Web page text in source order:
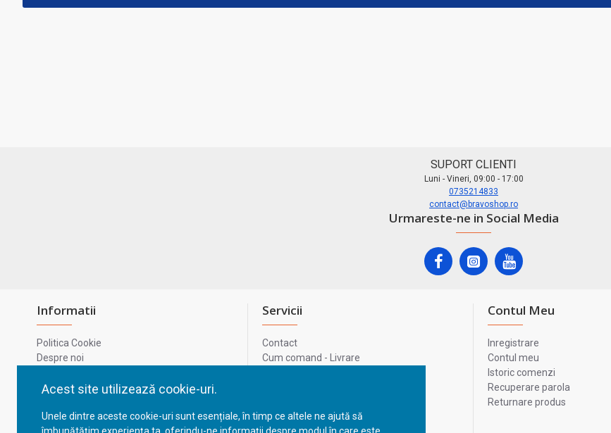
Acest site utilizează cookie-uri.
Unele dintre aceste cookie-uri sunt esențiale, în timp ce altele ne ajută să
SUPORT CLIENTI
Luni - Vineri, 09:00 - 17:00
0735214833
contact@bravoshop.ro
Urmareste-ne in Social Media
Informatii
Politica Cookie
Despre noi
Confidentialitate
GDPR - Datele tale
Servicii
Contact
Cum comand - Livrare
ANPC
Contul Meu
Inregistrare
Contul meu
Istoric comenzi
Recuperare parola
Returnare produs